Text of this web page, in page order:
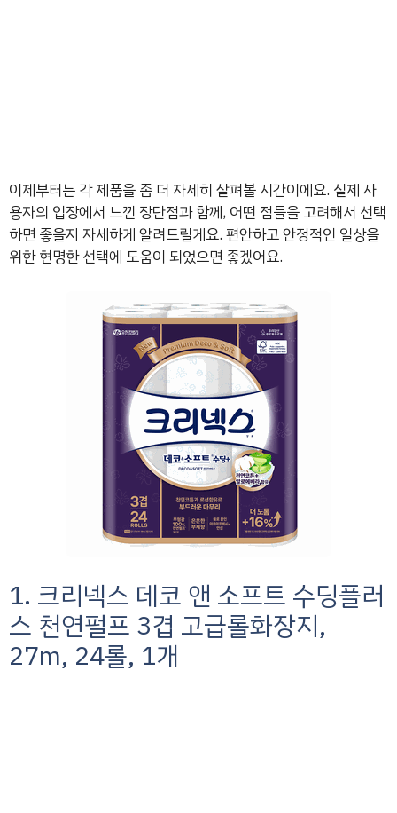
이제부터는 각 제품을 좀 더 자세히 살펴볼 시간이에요. 실제 사
용자의 입장에서 느낀 장단점과 함께, 어떤 점들을 고려해서 선택
하면 좋을지 자세하게 알려드릴게요. 편안하고 안정적인 일상을
위한 현명한 선택에 도움이 되었으면 좋겠어요.
1. 크리넥스 데코 앤 소프트 수딩플러
스 천연펄프 3겹 고급롤화장지,
27m, 24롤, 1개